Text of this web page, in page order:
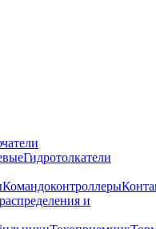
Гидротолкатели
Командоконтроллеры
и